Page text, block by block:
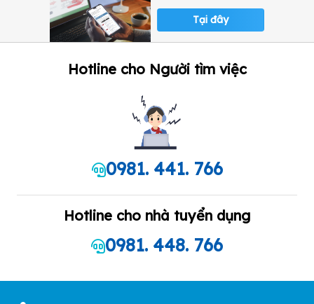
Tại đây
Hotline cho Người tìm việc
0981. 441. 766
Hotline cho nhà tuyển dụng
0981. 448. 766